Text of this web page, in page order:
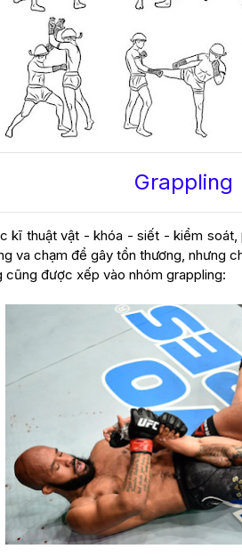
Grappling
kĩ thuật vật - khóa - siết - kiểm
va chạm để gây tổn thương, nhưng
được xếp vào nhóm grappling: